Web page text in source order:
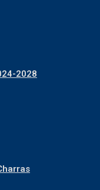
2028